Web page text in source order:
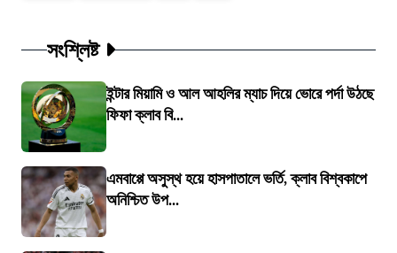
সংশ্লিষ্ট
ইন্টার মিয়ামি ও আল আহলির ম্যাচ দিয়ে ভোরে পর্দা উঠছে
ফিফা ক্লাব বি...
এমবাপ্পে অসুস্থ হয়ে হাসপাতালে ভর্তি, ক্লাব বিশ্বকাপে
অনিশ্চিত উপ...